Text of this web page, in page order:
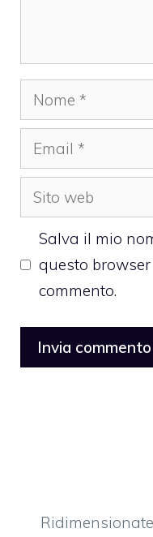
Nome
Email
Sito
web
Salva il mio
questo
commento.